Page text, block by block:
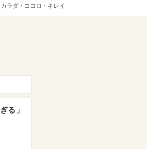
ラダ・ココロ・キレイ
る」